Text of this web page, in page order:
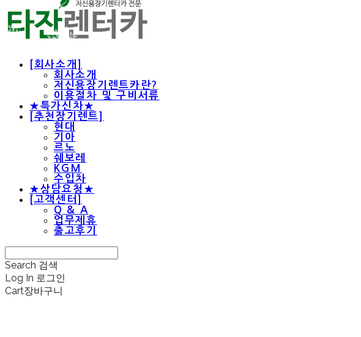
[회사소개]
회사소개
저신용장기렌트카란?
이용절차 및 구비서류
★특가신차★
[추천장기렌트]
현대
기아
르노
쉐보레
KGM
수입차
★상담요청★
[고객센터]
Q & A
업무제휴
출고후기
Search 검색
Log In 로그인
Cart장바구니